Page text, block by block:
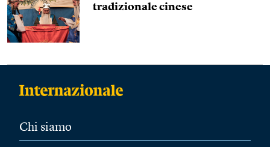
tradizionale cinese
Chi siamo